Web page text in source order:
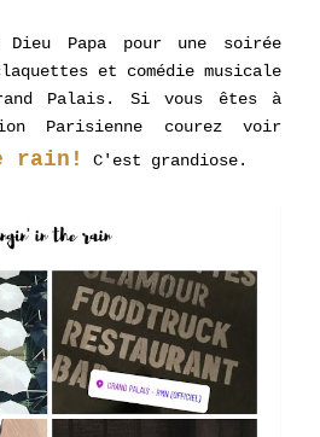
Papa pour une soirée
et comédie musicale
Palais. Si vous êtes à
Parisienne courez voir
rain! C'est grandiose.